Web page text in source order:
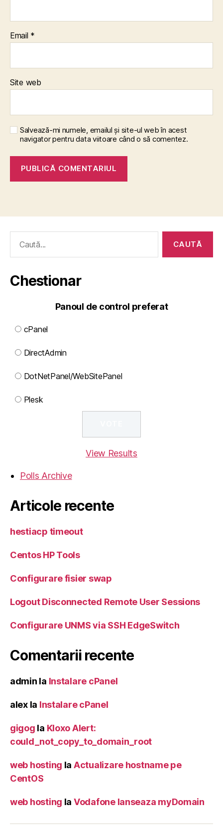
Email *
Site web
Salvează-mi numele, emailul și site-ul web în acest
navigator pentru data viitoare când o să comentez.
după:
Chestionar
Panoul de control preferat
cPanel
DirectAdmin
DotNetPanel/WebSitePanel
Plesk
View Results
Polls Archive
Articole recente
hestiacp timeout
Centos HP Tools
Configurare fisier swap
Logout Disconnected Remote User Sessions
Configurare UNMS via SSH EdgeSwitch
Comentarii recente
admin la Instalare cPanel
alexla Instalare cPanel
gigog la Kloxo Alert:
could_not_copy_to_domain_root
web hosting la Actualizare hostname pe
CentOS
web hosting la Vodafone lanseaza myDomain